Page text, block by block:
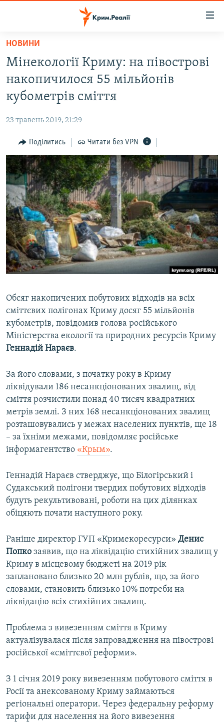
Перейти
основного
матеріалу
Перейти
до
основної
навігації
Перейти
до
пошуку
ВІДЕО ТА ФОТО
БЛОГИ
ПОГЛЯД
ІНТЕРВ'Ю
ВСЕ ЗА ДЕНЬ
СПЕЦПРОЕКТИ
ДЕПОРТАЦІЯ
ВІДЕОУРОКИ «ELIFBE»
СВІДЧЕННЯ ОКУПАЦІЇ
УКРАЇНСЬКА ПРОБЛЕМА КРИМУ
ЯК ОБІЙТИ БЛОКУВАННЯ
Русский
Qırımtatar
Усі сайти RFE/RL
НОВИНИ
Мінекології Криму: на півострові
накопичилося 55 мільйонів
кубометрів сміття
23 травень 2019, 21:29
Поділитись Читати без VPN
Обсяг накопичених побутових відходів на всіх
сміттєвих полігонах Криму досяг 55 мільйонів
кубометрів, повідомив голова російського
Міністерства екології та природних ресурсів Криму
Геннадій Нараєв.
За його словами, з початку року в Криму
ліквідували 186 несанкціонованих звалищ, від
сміття розчистили понад 40 тисяч квадратних
метрів землі. З них 168 несанкціонованих звалищ
розташовувались у межах населених пунктів, ще 18
– за їхніми межами, повідомляє російське
інформагентство «Крым».
Геннадій Нараєв стверджує, що Білогірський і
Судакський полігони твердих побутових відходів
будуть рекультивовані, роботи на цих ділянках
обіцяють почати наступного року.
Раніше директор ГУП «Кримекоресурси» Денис
Попко заявив, що на ліквідацію стихійних звалищ у
Криму в місцевому бюджеті на 2019 рік
заплановано близько 20 млн рублів, що, за його
словами, становить близько 10% потреби на
ліквідацію всіх стихійних звалищ.
Проблема з вивезенням сміття в Криму
актуалізувалася після запровадження на півострові
російської «сміттєвої реформи».
З 1 січня 2019 року вивезенням побутового сміття в
Росії та анексованому Криму займаються
регіональні оператори. Через федеральну реформу
тарифи для населення на його вивезення